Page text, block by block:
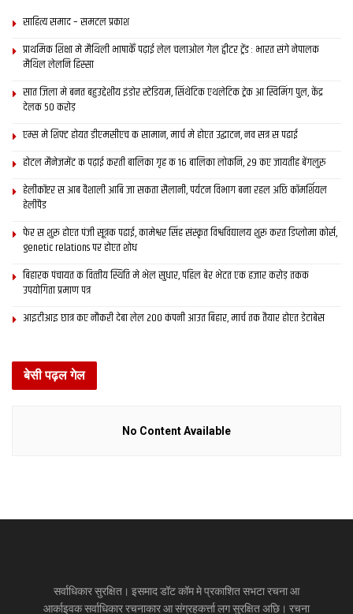
साहित्य समाद – समटल प्रकाश
प्राथमिक शि‍क्षा मे मैथि‍ली भाषाकेँ पढ़ाई लेल चलाओल गेल ट्वीटर ट्रेंड : भारत संगे नेपालक
मैथिल लेलनि हिस्सा
सात जिला मे बनत बहुउद्देशीय इंडोर स्‍टेडि‍यम, सिंथेटिक एथलेटिक ट्रेक आ स्विमिंग पुल, केंद्र
देलक 50 करोड़
एम्स मे शिफ्ट होयत डीएमसीएच क सामान, मार्च मे होएत उद्घाटन, नव सत्र स पढाई
होटल मैनेजमेंट क पढ़ाई करती बालिका गृह क 16 बालिका लोकनि, 29 कए जायतीह बेंगलुरु
हेलीकॉप्टर स आब वैशाली आबि जा सकता सैलानी, पर्यटन विभाग बना रहल अछि कॉमर्शियल
हेलीपैड
फेर स शुरू होएत पंजी सूत्रक पढाई, कामेश्वर सिंह संस्कृत विश्वविद्यालय शुरू करत डिप्लोमा कोर्स,
genetic relations पर होएत शोध
बिहारक पंचायत क वित्‍तीय स्थिति मे भेल सुधार, पहिल बेर भेटत एक हजार करोड़ तकक
उपयोगिता प्रमाण पत्र
आइटीआइ छात्र कए नौकरी देबा लेल 200 कंपनी आउत बिहार, मार्च तक तैयार होएत डेटाबेस
बेसी पढ़ल गेल
No Content Available
सर्वाधिकार सुरक्षित। इसमाद डॉट कॉम मे प्रकाशित सभटा रचना आ
आर्काइवक सर्वाधिकार रचनाकार आ संग्रहकर्त्ता लग सुरक्षित अछि। रचना